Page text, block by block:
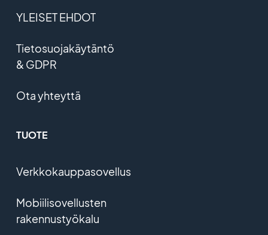
YLEISET EHDOT
Tietosuojakäytäntö
& GDPR
Ota yhteyttä
TUOTE
Verkkokauppasovellus
Mobiilisovellusten
rakennustyökalu